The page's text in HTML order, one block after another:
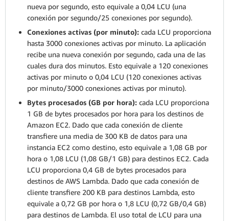
nueva por segundo, esto equivale a 0,04 LCU (una
conexión por segundo/25 conexiones por segundo).
Conexiones activas (por minuto): cada LCU proporciona
hasta 3000 conexiones activas por minuto. La aplicación
recibe una nueva conexión por segundo, cada una de las
cuales dura dos minutos. Esto equivale a 120 conexiones
activas por minuto o 0,04 LCU (120 conexiones activas
por minuto/3000 conexiones activas por minuto).
Bytes procesados (GB por hora): cada LCU proporciona
1 GB de bytes procesados por hora para los destinos de
Amazon EC2. Dado que cada conexión de cliente
transfiere una media de 300 KB de datos para una
instancia EC2 como destino, esto equivale a 1,08 GB por
hora o 1,08 LCU (1,08 GB/1 GB) para destinos EC2. Cada
LCU proporciona 0,4 GB de bytes procesados para
destinos de AWS Lambda. Dado que cada conexión de
cliente transfiere 200 KB para destinos Lambda, esto
equivale a 0,72 GB por hora o 1,8 LCU (0,72 GB/0,4 GB)
para destinos de Lambda. El uso total de LCU para una